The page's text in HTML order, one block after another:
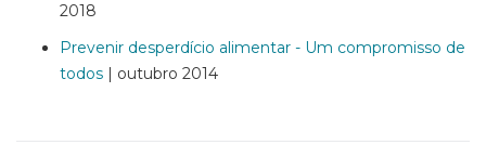
2018
Prevenir desperdício alimentar - Um compromisso de
todos | outubro 2014